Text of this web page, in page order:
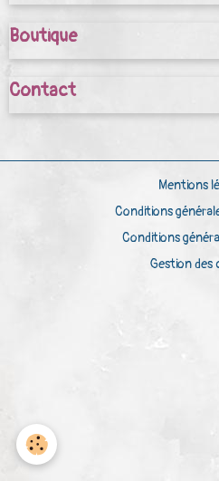
Boutique
Contact
Mentions
Conditions
Conditions
Gestion des